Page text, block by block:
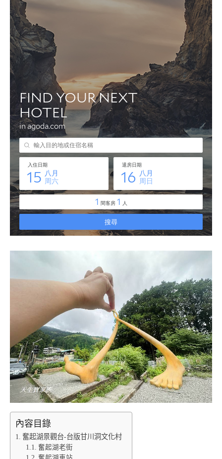
內容目錄
奮起湖景觀台-台版甘川洞文化村
奮起湖老街